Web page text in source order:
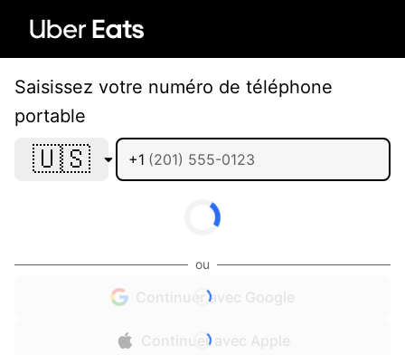
Saisissez votre numéro de téléphone
portable
🇺🇸 +1
ou
Continuer avec Google
Continuer avec Apple